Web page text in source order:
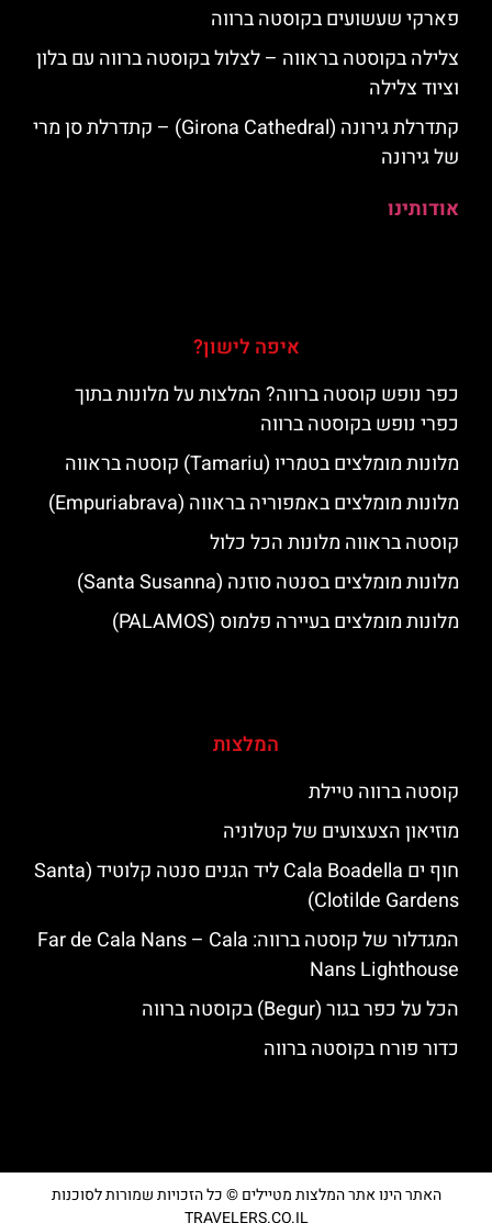
פארקי שעשועים בקוסטה ברווה
צלילה בקוסטה בראווה – לצלול בקוסטה ברווה עם בלון
וציוד צלילה
קתדרלת גירונה (Girona Cathedral) – קתדרלת סן מרי
של גירונה
אודותינו
איפה לישון?
כפר נופש קוסטה ברווה? המלצות על מלונות בתוך
כפרי נופש בקוסטה ברווה
מלונות מומלצים בטמריו (Tamariu) קוסטה בראווה
מלונות מומלצים באמפוריה בראווה (Empuriabrava)
קוסטה בראווה מלונות הכל כלול
מלונות מומלצים בסנטה סוזנה (Santa Susanna)
מלונות מומלצים בעיירה פלמוס (PALAMOS)
המלצות
קוסטה ברווה טיילת
מוזיאון הצעצועים של קטלוניה
חוף ים Cala Boadella ליד הגנים סנטה קלוטיד (Santa
Clotilde Gardens)
המגדלור של קוסטה ברווה: ‪‪Far de Cala Nans – Cala
Nans Lighthouse‬‬
הכל על כפר בגור (Begur) בקוסטה ברווה
כדור פורח בקוסטה ברווה
האתר הינו אתר המלצות מטיילים © כל הזכויות שמורות לסוכנות